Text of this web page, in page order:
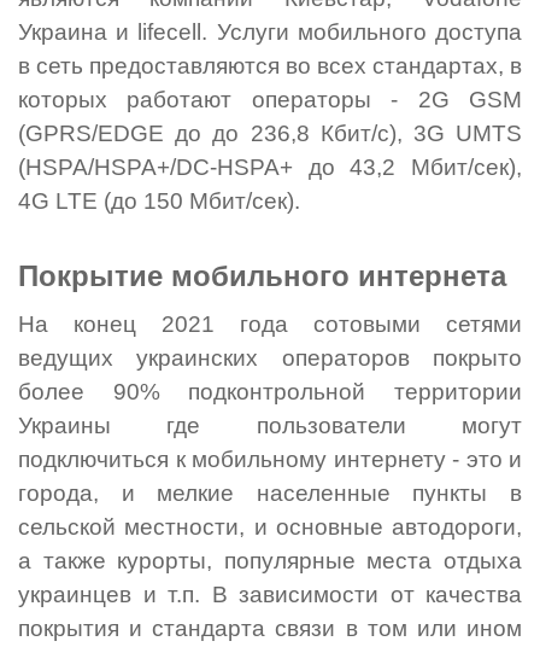
Украина и lifecell. Услуги мобильного доступа
в сеть предоставляются во всех стандартах, в
которых работают операторы - 2G GSM
(GPRS/EDGE до до 236,8 Кбит/с), 3G UMTS
(HSPA/HSPA+/DC-HSPA+ до 43,2 Мбит/сек),
4G LTE (до 150 Мбит/сек).
Покрытие мобильного интернета
На конец 2021 года сотовыми сетями
ведущих украинских операторов покрыто
более 90% подконтрольной территории
Украины где пользователи могут
подключиться к мобильному интернету - это и
города, и мелкие населенные пункты в
сельской местности, и основные автодороги,
а также курорты, популярные места отдыха
украинцев и т.п. В зависимости от качества
покрытия и стандарта связи в том или ином